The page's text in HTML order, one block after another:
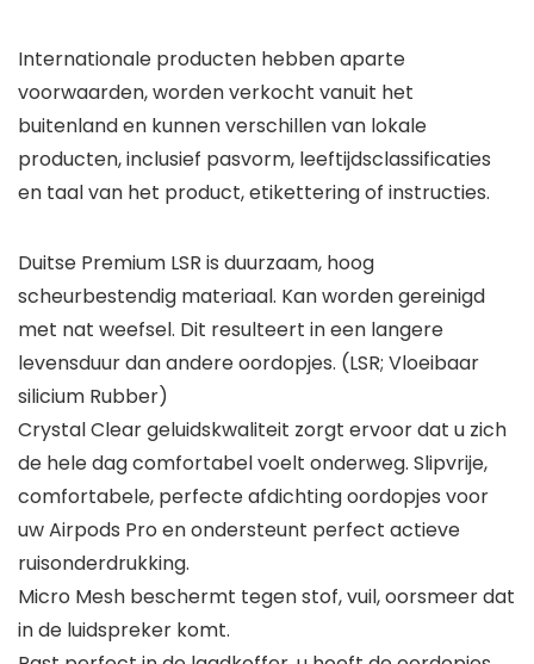
Internationale producten hebben aparte
voorwaarden, worden verkocht vanuit het
buitenland en kunnen verschillen van lokale
producten, inclusief pasvorm, leeftijdsclassificaties
en taal van het product, etikettering of instructies.
Duitse Premium LSR is duurzaam, hoog
scheurbestendig materiaal. Kan worden gereinigd
met nat weefsel. Dit resulteert in een langere
levensduur dan andere oordopjes. (LSR; Vloeibaar
silicium Rubber)
Crystal Clear geluidskwaliteit zorgt ervoor dat u zich
de hele dag comfortabel voelt onderweg. Slipvrije,
comfortabele, perfecte afdichting oordopjes voor
uw Airpods Pro en ondersteunt perfect actieve
ruisonderdrukking.
Micro Mesh beschermt tegen stof, vuil, oorsmeer dat
in de luidspreker komt.